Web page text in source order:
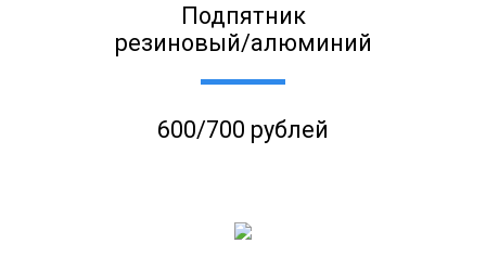
Подпятник
резиновый/алюминий
600/700 рублей